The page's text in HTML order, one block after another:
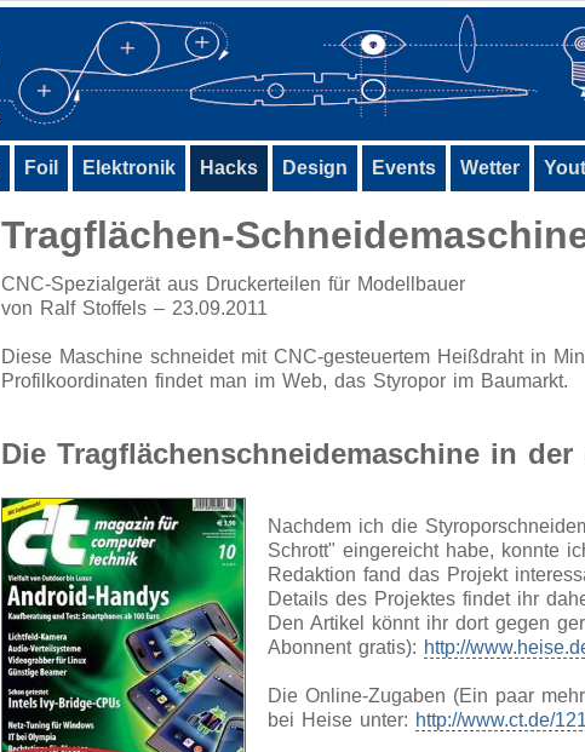
Foil Elektronik Hacks Design Events Wetter
Tragflächen-
CNC-Spezialgerät aus Druckerteilen für Modellbauer
von Ralf Stoffels – 23.09.2011
Diese Maschine schneidet mit CNC-gesteuertem Heißdraht in
Profilkoordinaten findet man im Web, das Styropor im Baumarkt.
Die Tragflächenschneidemaschine in der
Nachdem ich die
Schrott" eingereicht habe, konnte
Redaktion fand das Projekt
Details des Projektes findet ihr
Den Artikel könnt ihr dort gegen
Abonnent gratis): http://
Die Online-Zugaben (Ein paar
bei Heise unter: http://www.ct.de/